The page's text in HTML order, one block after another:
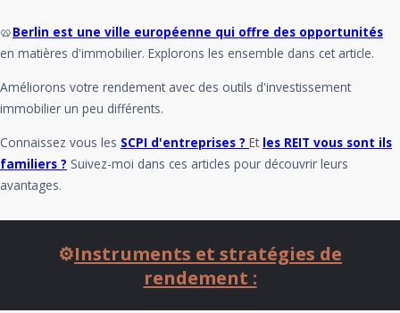
🥨Berlin est une ville européenne qui offre des opportunités
en matières d'immobilier. Explorons les ensemble dans cet article.
Améliorons votre rendement avec des outils d'investissement
immobilier un peu différents.
Connaissez vous les SCPI d'entreprises ? Et les REIT vous sont ils
familiers ? Suivez-moi dans ces articles pour découvrir leurs
avantages.
⚙️Instruments et stratégies de
rendement :